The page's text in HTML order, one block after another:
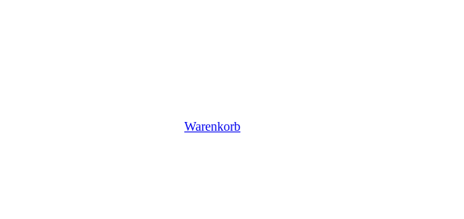
Warenkorb